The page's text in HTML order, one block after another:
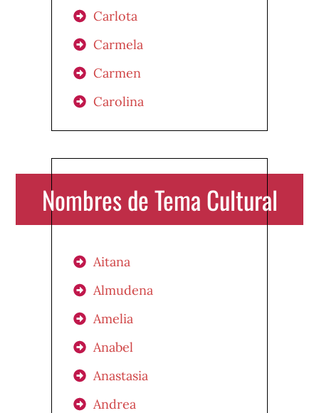
Carlota
Carmela
Carmen
Carolina
Nombres de Tema Cultural
Aitana
Almudena
Amelia
Anabel
Anastasia
Andrea